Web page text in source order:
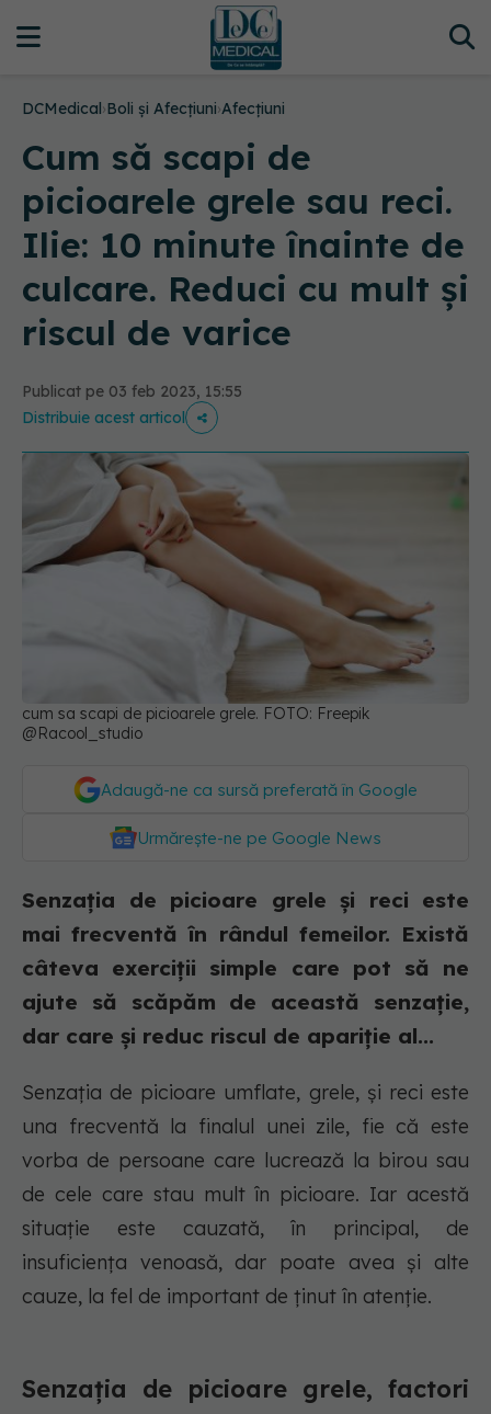
DCMedical›Boli și Afecțiuni›Afecțiuni
Cum să scapi de
picioarele grele sau reci.
Ilie: 10 minute înainte de
culcare. Reduci cu mult și
riscul de varice
Publicat pe 03 feb 2023, 15:55
Distribuie acest articol
cum sa scapi de picioarele grele. FOTO: Freepik
@Racool_studio
Adaugă-ne ca sursă preferată în Google
Urmărește-ne pe Google News
Senzația de picioare grele și reci este
mai frecventă în rândul femeilor. Există
câteva exerciții simple care pot să ne
ajute să scăpăm de această senzație,
dar care și reduc riscul de apariție al...
Senzația de picioare umflate, grele, și reci este
una frecventă la finalul unei zile, fie că este
vorba de persoane care lucrează la birou sau
de cele care stau mult în picioare. Iar acestă
situație este cauzată, în principal, de
insuficiența venoasă, dar poate avea și alte
cauze, la fel de important de ținut în atenție.
Senzația de picioare grele, factori